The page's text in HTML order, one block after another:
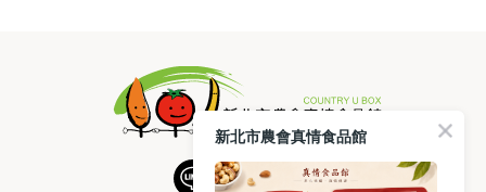
新北市農會真情食品館